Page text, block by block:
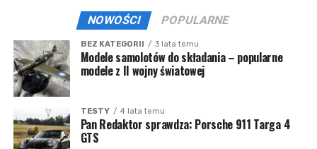
NOWOŚCI POPULARNE
BEZ KATEGORII 3 lata temu
Modele samolotów do składania – popularne
modele z II wojny światowej
TESTY 4 lata temu
Pan Redaktor sprawdza: Porsche 911 Targa 4
GTS